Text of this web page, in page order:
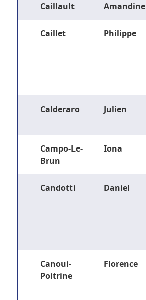
Caillault Amandine
Caillet Philippe
Calderaro Julien
Campo-Le-
Brun
Iona
Candotti Daniel
Canoui-
Poitrine
Florence